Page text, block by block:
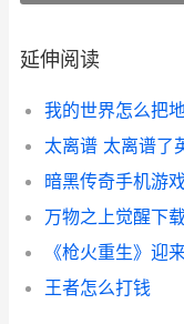
延伸阅读
我的世界怎么把
太离谱 太离谱了
万物之上觉醒下
《枪火重生》迎
王者怎么打钱